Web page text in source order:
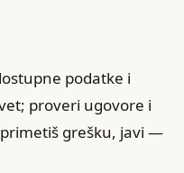
podatke i
proveri ugovore i
grešku, javi —